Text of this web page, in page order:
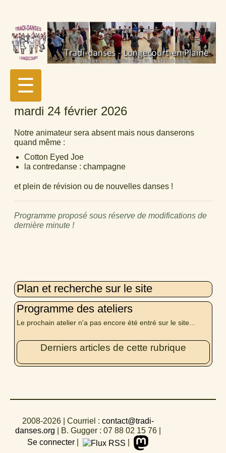
☰
mardi 24 février 2026
Notre animateur sera absent mais nous danserons
quand même :
Cotton Eyed Joe
la contredanse : champagne
et plein de révision ou de nouvelles danses !
Programme proposé sous réserve de modifications de
dernière minute !
Plan et recherche sur le site
Programme des ateliers
Le prochain atelier n'a pas encore été entré sur le site...
Derniers articles de cette rubrique
2008-2026 | Courriel : contact@tradi-
danses.org
B. Gugger : 07 88 02 15 76
Se connecter